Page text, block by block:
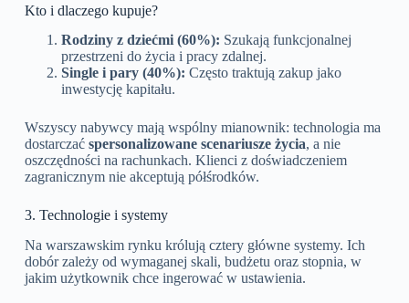
Kto i dlaczego kupuje?
Rodziny z dziećmi (60%): Szukają funkcjonalnej
przestrzeni do życia i pracy zdalnej.
Single i pary (40%): Często traktują zakup jako
inwestycję kapitału.
Wszyscy nabywcy mają wspólny mianownik: technologia ma
dostarczać spersonalizowane scenariusze życia, a nie
oszczędności na rachunkach. Klienci z doświadczeniem
zagranicznym nie akceptują półśrodków.
3. Technologie i systemy
Na warszawskim rynku królują cztery główne systemy. Ich
dobór zależy od wymaganej skali, budżetu oraz stopnia, w
jakim użytkownik chce ingerować w ustawienia.